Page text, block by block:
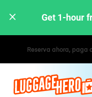
Get 1-hour